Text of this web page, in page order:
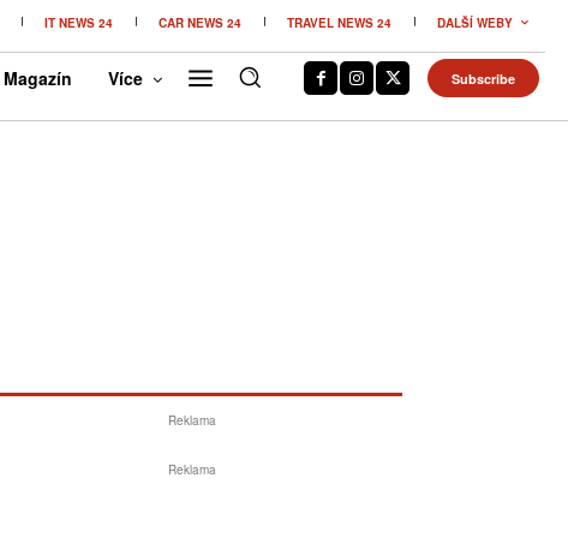
IT NEWS 24 CAR NEWS 24 TRAVEL NEWS 24 DALŠÍ WEBY
Magazín Více Subscribe
Reklama
Reklama